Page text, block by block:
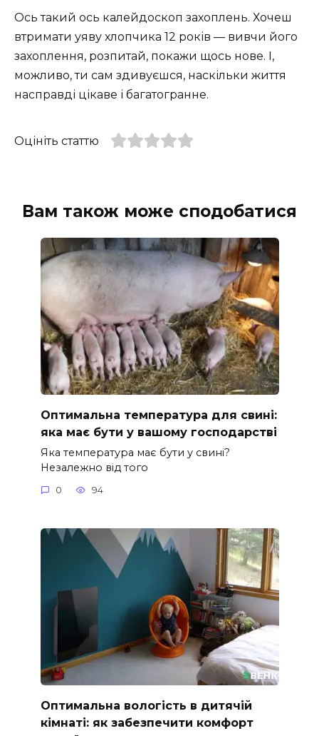
Ось такий ось калейдоскоп захоплень. Хочеш
втримати уяву хлопчика 12 років — вивчи його
захоплення, розпитай, покажи щось нове. І,
можливо, ти сам здивуєшся, наскільки життя
насправді цікаве і багатогранне.
Оцініть статтю
Вам також може сподобатися
Оптимальна температура для свині:
яка має бути у вашому господарстві
Яка температура має бути у свині?
Незалежно від того
0 94
Оптимальна вологість в дитячій
кімнаті: як забезпечити комфорт